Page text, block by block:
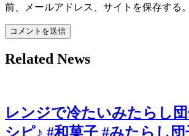
前、メールアドレス、サイトを保存する。
Related News
レンジで冷たいみたらし
シピ♪ #和菓子 #みたらし